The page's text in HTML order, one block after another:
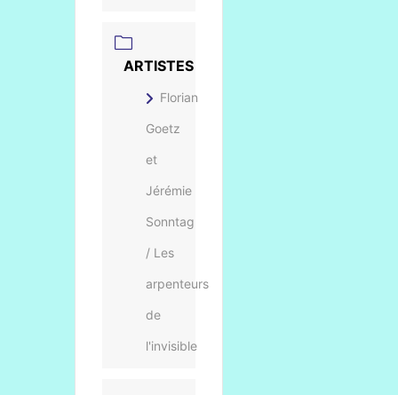
ARTISTES
Florian
Goetz
et
Jérémie
Sonntag
/ Les
arpenteurs
de
l'invisible